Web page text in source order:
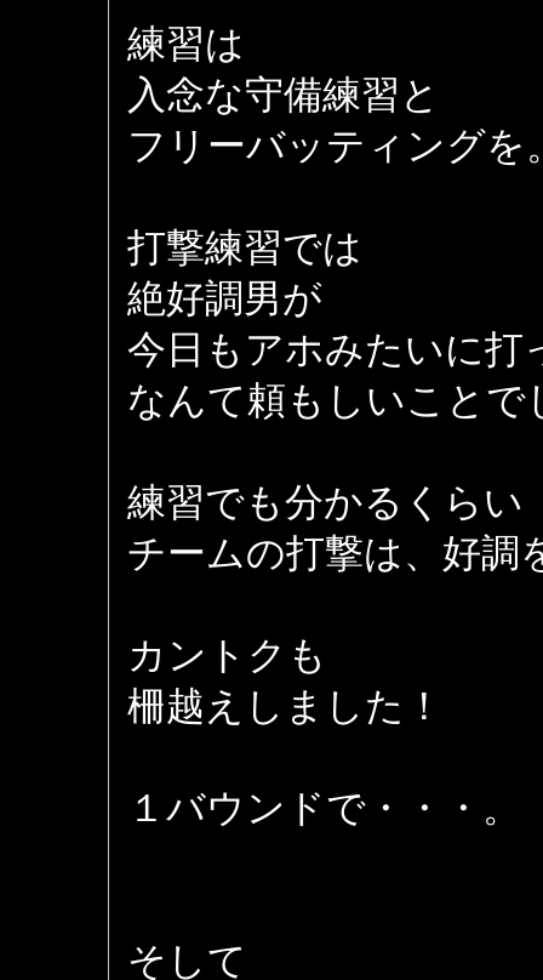
練習は
入念な守備練習と
フリーバッティングを
打撃練習では
絶好調男が
今日もアホみたいに打
なんて頼もしいことで
練習でも分かるくらい
チームの打撃は、好調
カントクも
柵越えしました！
１バウンドで・・・。
そして